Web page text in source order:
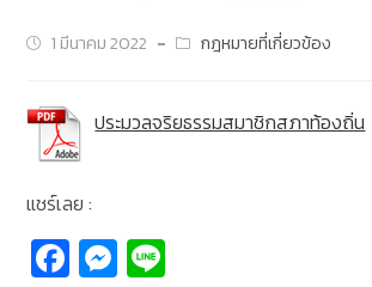
1 มีนาคม 2022 กฎหมายที่เกี่ยวข้อง
ประมวลจริยธรรมสมาชิกสภาท้องถิ่น
แชร์เลย :
Fa M